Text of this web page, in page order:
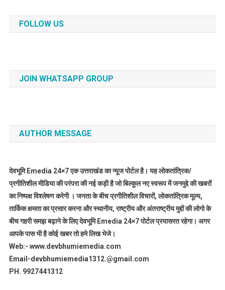
FOLLOW US
JOIN WHATSAPP GROUP
AUTHOR MESSAGE
देवभूमि Emedia 24×7 एक उत्तराखंड का न्यूज पोर्टल है। यह लोकतांत्रिक/
प्रगीतिशील मीडिया की परंपरा की नई कड़ी है जो बिल्कुल नए स्वरूप में जनमुद्दे की खबरों
का निष्पक्ष विश्लेषण करेगी । जनता के बीच प्रगीतिशील विचारों, लोकतांत्रिक मूल्य,
तार्किक क्षमता का प्रसार करना और स्थानीय, राष्ट्रीय और अंतराष्ट्रीय मुद्दों की लोगो के
बीच गहरी समझ बढ़ाने के लिए देवभूमि Emedia 24×7 पोर्टल प्रयासरत रहेगा। अगर
आपके पास भी है कोई खबर तो हमे लिख भेजे।
Web:- www.devbhumiemedia.com
Email-devbhumiemedia1312.@gmail.com
PH. 9927441312